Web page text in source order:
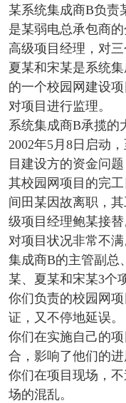
某系统集成商B负责
是某弱电总承包商
高级项目经理，对
夏某和宋某是系统
的一个校园网建设
对项目进行监理。
系统集成商B承揽的
2002年5月8日启动
目建设方的资金问
其校园网项目的完
间田某因故离职，
级项目经理鲍某接
对项目状况非常不
集成商B的主管副总
某、夏某和宋某3个
你们负责的校园网
证，又不停地延误。
你们在实施自己的
合，影响了他们的进
你们在项目现场，
场的混乱。